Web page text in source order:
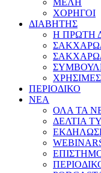
ΜΕΛΗ
ΧΟΡΗΓΟΙ
ΔΙΑΒΗΤΗΣ
Η ΠΡΩΤΗ
ΠΕΡΙΟΔΙΚΟ
ΝΕΑ
ΟΛΑ ΤΑ
ΔΕΛΤΙΑ